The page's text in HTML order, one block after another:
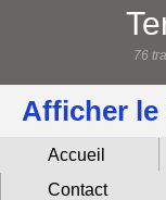
76
Afficher le
Accueil
Contact